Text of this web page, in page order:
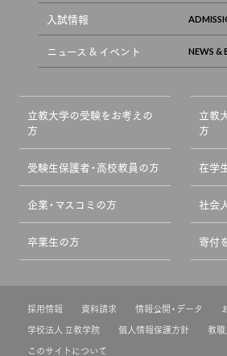
入試情報
ニュース & イベント
立教大学の受験をお考えの
方
立教
方
受験生保護者・高校教員の方 在学
企業・マスコミの方 社会
卒業生の方 寄付
採用情報 資料請求 情報公開・データ
学校法人 立教学院
個人情報保護方針
教
このサイトについて